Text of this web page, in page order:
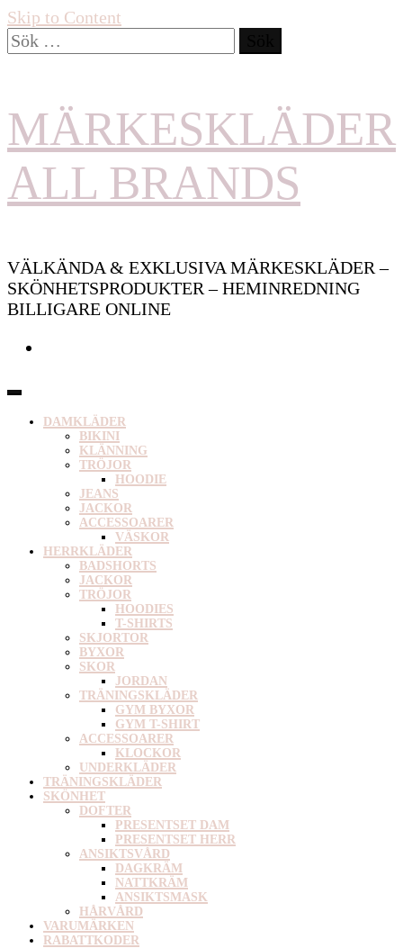
Skip to Content
Sök
efter:
MÄRKESKLÄDER
ALL BRANDS
VÄLKÄNDA & EXKLUSIVA MÄRKESKLÄDER –
SKÖNHETSPRODUKTER – HEMINREDNING
BILLIGARE ONLINE
DAMKLÄDER
BIKINI
KLÄNNING
TRÖJOR
HOODIE
JEANS
JACKOR
ACCESSOARER
VÄSKOR
HERRKLÄDER
BADSHORTS
JACKOR
TRÖJOR
HOODIES
T-SHIRTS
SKJORTOR
BYXOR
SKOR
JORDAN
TRÄNINGSKLÄDER
GYM BYXOR
GYM T-SHIRT
ACCESSOARER
KLOCKOR
UNDERKLÄDER
TRÄNINGSKLÄDER
SKÖNHET
DOFTER
PRESENTSET DAM
PRESENTSET HERR
ANSIKTSVÅRD
DAGKRÄM
NATTKRÄM
ANSIKTSMASK
HÅRVÅRD
VARUMÄRKEN
RABATTKODER